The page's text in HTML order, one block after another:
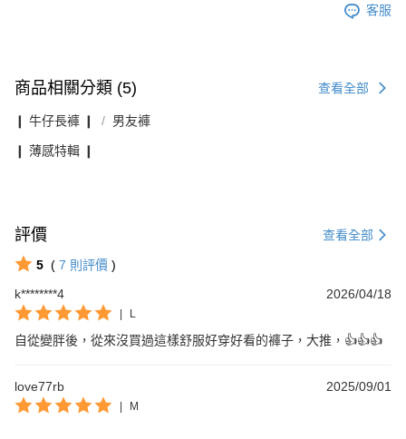
客服
商品相關分類 (5) 查看全部
❙ 牛仔長褲 ❙ 男友褲
❙ 薄感特輯 ❙
評價 查看全部
5 ( 7 則評價 )
k********4
2026/04/18
| L
自從變胖後，從來沒買過這樣舒服好穿好看的褲子，大推，👍👍👍
love77rb 2025/09/01
| M